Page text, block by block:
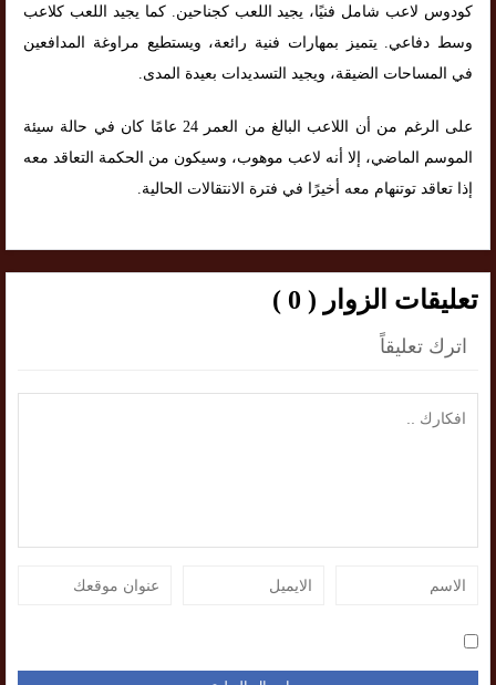
كودوس لاعب شامل فنيًا، يجيد اللعب كجناحين. كما يجيد اللعب كلاعب
وسط دفاعي. يتميز بمهارات فنية رائعة، ويستطيع مراوغة المدافعين
في المساحات الضيقة، ويجيد التسديدات بعيدة المدى.
على الرغم من أن اللاعب البالغ من العمر 24 عامًا كان في حالة سيئة
الموسم الماضي، إلا أنه لاعب موهوب، وسيكون من الحكمة التعاقد معه
إذا تعاقد توتنهام معه أخيرًا في فترة الانتقالات الحالية.
تعليقات الزوار ( 0 )
اترك تعليقاً